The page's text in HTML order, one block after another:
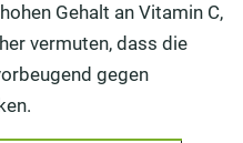
Gehalt an Vitamin C,
vermuten, dass die
gegen